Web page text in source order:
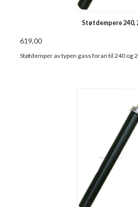
Støtdempere 240,
619,00
Støtdemper av typen gass foran til 240 og